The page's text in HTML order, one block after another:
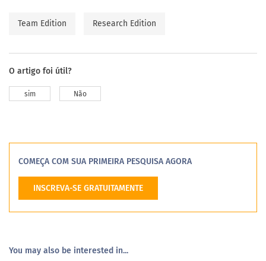
Team Edition Research Edition
O artigo foi útil?
sim Não
COMEÇA COM SUA PRIMEIRA PESQUISA AGORA
INSCREVA-SE GRATUITAMENTE
You may also be interested in...